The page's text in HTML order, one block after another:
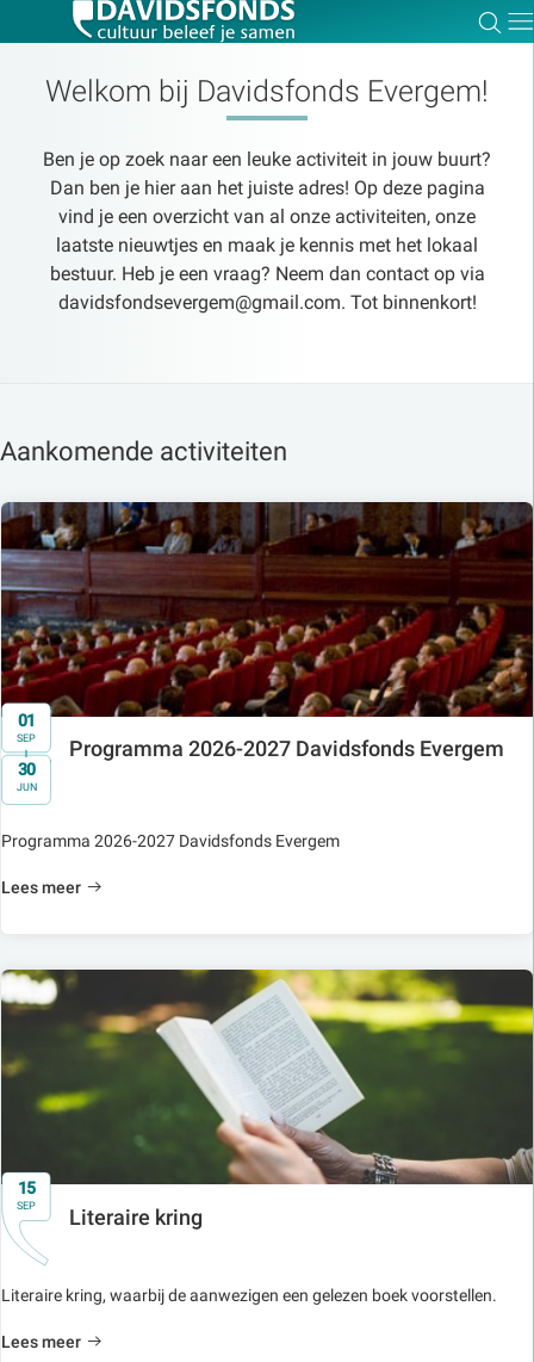
Welkom bij Davidsfonds Evergem!
Ben je op zoek naar een leuke activiteit in jouw buurt?
Dan ben je hier aan het juiste adres! Op deze pagina
vind je een overzicht van al onze activiteiten, onze
laatste nieuwtjes en maak je kennis met het lokaal
bestuur. Heb je een vraag? Neem dan contact op via
davidsfondsevergem@gmail.com. Tot binnenkort!
Aankomende activiteiten
01
SEP
t/m
30
JUN
Programma 2026-2027 Davidsfonds Evergem
Programma 2026-2027 Davidsfonds Evergem
Lees meer
15
SEP
Literaire kring
Literaire kring, waarbij de aanwezigen een gelezen boek voorstellen.
Lees meer
Zoeken